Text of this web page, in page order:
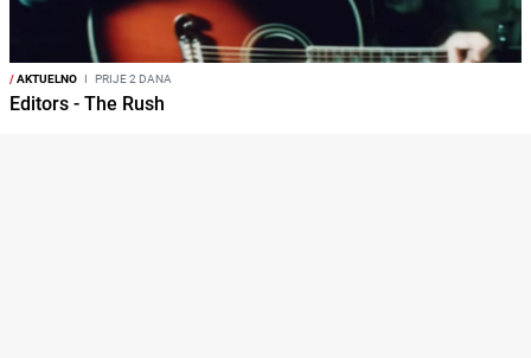
/AKTUELNO I PRIJE 2 DANA
Editors - The Rush